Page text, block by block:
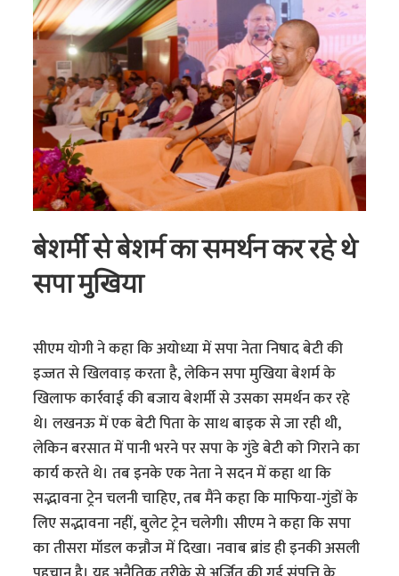
बेशर्मी से बेशर्म का समर्थन कर रहे थे
सपा मुखिया
सीएम योगी ने कहा कि अयोध्या में सपा नेता निषाद बेटी की
इज्जत से खिलवाड़ करता है, लेकिन सपा मुखिया बेशर्म के
खिलाफ कार्रवाई की बजाय बेशर्मी से उसका समर्थन कर रहे
थे। लखनऊ में एक बेटी पिता के साथ बाइक से जा रही थी,
लेकिन बरसात में पानी भरने पर सपा के गुंडे बेटी को गिराने का
कार्य करते थे। तब इनके एक नेता ने सदन में कहा था कि
सद्भावना ट्रेन चलनी चाहिए, तब मैंने कहा कि माफिया-गुंडों के
लिए सद्भावना नहीं, बुलेट ट्रेन चलेगी। सीएम ने कहा कि सपा
का तीसरा मॉडल कन्नौज में दिखा। नवाब ब्रांड ही इनकी असली